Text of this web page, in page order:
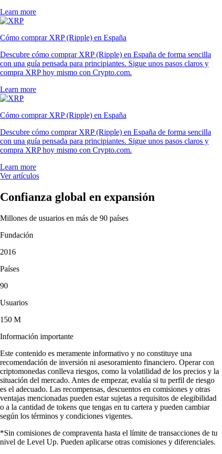
Learn more
Cómo comprar XRP (Ripple) en España
Descubre cómo comprar XRP (Ripple) en España de forma sencilla
con una guía pensada para principiantes. Sigue unos pasos claros y
compra XRP hoy mismo con Crypto.com.
Learn more
Cómo comprar XRP (Ripple) en España
Descubre cómo comprar XRP (Ripple) en España de forma sencilla
con una guía pensada para principiantes. Sigue unos pasos claros y
compra XRP hoy mismo con Crypto.com.
Learn more
Ver artículos
Confianza global en expansión
Millones de usuarios en más de 90 países
Fundación
2016
Países
90
Usuarios
150 M
Información importante
Este contenido es meramente informativo y no constituye una
recomendación de inversión ni asesoramiento financiero. Operar con
criptomonedas conlleva riesgos, como la volatilidad de los precios y la
situación del mercado. Antes de empezar, evalúa si tu perfil de riesgo
es el adecuado. Las recompensas, descuentos en comisiones y otras
ventajas mencionadas pueden estar sujetas a requisitos de elegibilidad
o a la cantidad de tokens que tengas en tu cartera y pueden cambiar
según los términos y condiciones vigentes.
*Sin comisiones de compraventa hasta el límite de transacciones de tu
nivel de Level Up. Pueden aplicarse otras comisiones y diferenciales.